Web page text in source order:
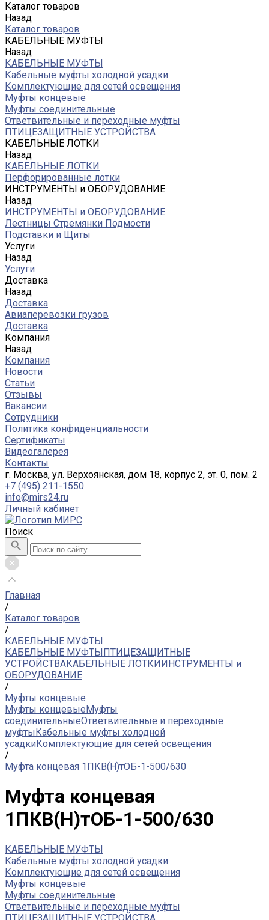
Каталог товаров
Назад
Каталог товаров
КАБЕЛЬНЫЕ МУФТЫ
Назад
КАБЕЛЬНЫЕ МУФТЫ
Кабельные муфты холодной усадки
Комплектующие для сетей освещения
Муфты концевые
Муфты соединительные
Ответвительные и переходные муфты
ПТИЦЕЗАЩИТНЫЕ УСТРОЙСТВА
КАБЕЛЬНЫЕ ЛОТКИ
Назад
КАБЕЛЬНЫЕ ЛОТКИ
Перфорированные лотки
ИНСТРУМЕНТЫ и ОБОРУДОВАНИЕ
Назад
ИНСТРУМЕНТЫ и ОБОРУДОВАНИЕ
Лестницы Стремянки Подмости
Подставки и Щиты
Услуги
Назад
Услуги
Доставка
Назад
Доставка
Авиаперевозки грузов
Доставка
Компания
Назад
Компания
Новости
Статьи
Отзывы
Вакансии
Сотрудники
Политика конфиденциальности
Сертификаты
Видеогалерея
Контакты
г. Москва, ул. Верхоянская, дом 18, корпус 2, эт. 0, пом. 2
+7 (495) 211-1550
info@mirs24.ru
Личный кабинет
Поиск
Главная
/
Каталог товаров
/
КАБЕЛЬНЫЕ МУФТЫ
КАБЕЛЬНЫЕ МУФТЫПТИЦЕЗАЩИТНЫЕ
УСТРОЙСТВАКАБЕЛЬНЫЕ ЛОТКИИНСТРУМЕНТЫ и
ОБОРУДОВАНИЕ
/
Муфты концевые
Муфты концевыеМуфты
соединительныеОтветвительные и переходные
муфтыКабельные муфты холодной
усадкиКомплектующие для сетей освещения
/
Муфта концевая 1ПКВ(Н)тОБ-1-500/630
Муфта концевая
1ПКВ(Н)тОБ-1-500/630
КАБЕЛЬНЫЕ МУФТЫ
Кабельные муфты холодной усадки
Комплектующие для сетей освещения
Муфты концевые
Муфты соединительные
Ответвительные и переходные муфты